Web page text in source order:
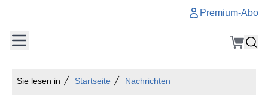
Premium-Abo
Sie lesen in Startseite Nachrichten